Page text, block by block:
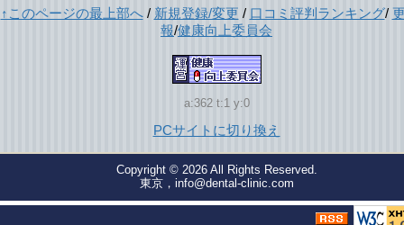
↑このページの最上部へ/ 新規登録/変更 / 口コミ評判ランキング/
報/健康向上委員会
a:362 t:1 y:0
PCサイトに切り換え
Copyright © 2026 All Rights Reserved.
東京，info@dental-clinic.com